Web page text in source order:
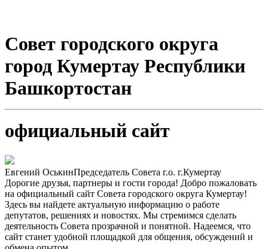
Совет городского округа
город Кумертау Республики
Башкортостан
официальный сайт
Евгений ОськинПредседатель Совета г.о. г.Кумертау
Дорогие друзья, партнеры и гости города! Добро пожаловать
на официальный сайт Совета городского округа Кумертау!
Здесь вы найдете актуальную информацию о работе
депутатов, решениях и новостях. Мы стремимся сделать
деятельность Совета прозрачной и понятной. Надеемся, что
сайт станет удобной площадкой для общения, обсуждений и